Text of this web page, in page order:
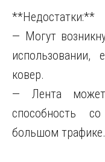
**Недостатки:**
— Могут
использовании,
ковер.
— Лента
способность
большом трафике.